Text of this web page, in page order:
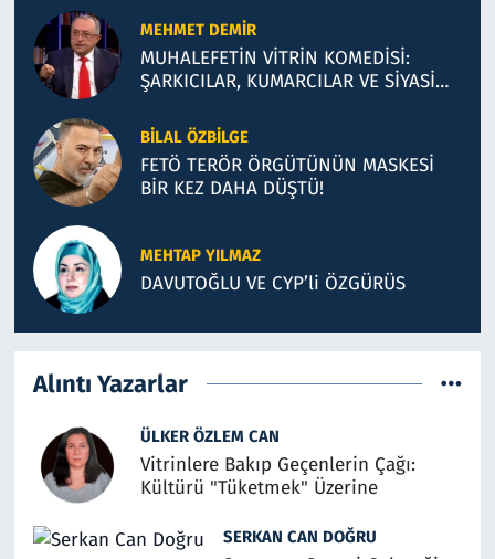
MEHMET DEMIR
MUHALEFETİN VİTRİN KOMEDİSİ:
ŞARKICILAR, KUMARCILAR VE SİYASİ
BILAL ÖZBILGE
FETÖ TERÖR ÖRGÜTÜNÜN MASKESİ
BİR KEZ DAHA DÜŞTÜ!
MEHTAP YILMAZ
DAVUTOĞLU VE CYP’li ÖZGÜRÜS
Alıntı Yazarlar
ÜLKER ÖZLEM CAN
Vitrinlere Bakıp Geçenlerin Çağı:
Kültürü "Tüketmek" Üzerine
SERKAN CAN DOĞRU